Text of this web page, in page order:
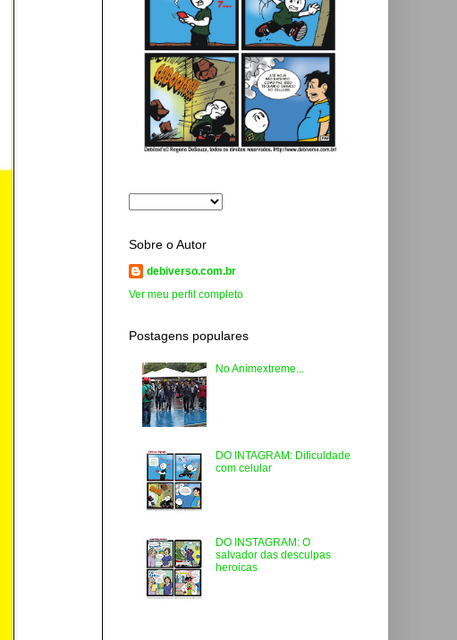
Sobre o Autor
debiverso.com.br
Ver meu perfil completo
Postagens populares
No Animextreme...
DO INTAGRAM: Dificuldade
com celular
DO INSTAGRAM: O
salvador das desculpas
heroicas